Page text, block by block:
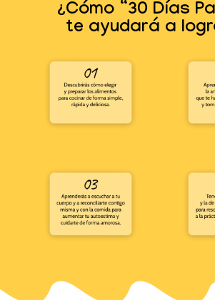
¿Cómo “30 Días
te ayudará a